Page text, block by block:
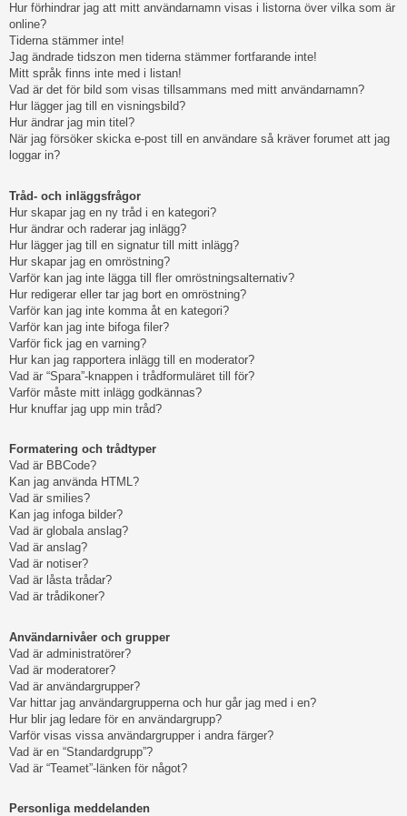
Hur förhindrar jag att mitt användarnamn visas i listorna över vilka som är
online?
Tiderna stämmer inte!
Jag ändrade tidszon men tiderna stämmer fortfarande inte!
Mitt språk finns inte med i listan!
Vad är det för bild som visas tillsammans med mitt användarnamn?
Hur lägger jag till en visningsbild?
Hur ändrar jag min titel?
När jag försöker skicka e-post till en användare så kräver forumet att jag
loggar in?
Tråd- och inläggsfrågor
Hur skapar jag en ny tråd i en kategori?
Hur ändrar och raderar jag inlägg?
Hur lägger jag till en signatur till mitt inlägg?
Hur skapar jag en omröstning?
Varför kan jag inte lägga till fler omröstningsalternativ?
Hur redigerar eller tar jag bort en omröstning?
Varför kan jag inte komma åt en kategori?
Varför kan jag inte bifoga filer?
Varför fick jag en varning?
Hur kan jag rapportera inlägg till en moderator?
Vad är “Spara”-knappen i trådformuläret till för?
Varför måste mitt inlägg godkännas?
Hur knuffar jag upp min tråd?
Formatering och trådtyper
Vad är BBCode?
Kan jag använda HTML?
Vad är smilies?
Kan jag infoga bilder?
Vad är globala anslag?
Vad är anslag?
Vad är notiser?
Vad är låsta trådar?
Vad är trådikoner?
Användarnivåer och grupper
Vad är administratörer?
Vad är moderatorer?
Vad är användargrupper?
Var hittar jag användargrupperna och hur går jag med i en?
Hur blir jag ledare för en användargrupp?
Varför visas vissa användargrupper i andra färger?
Vad är en “Standardgrupp”?
Vad är “Teamet”-länken för något?
Personliga meddelanden